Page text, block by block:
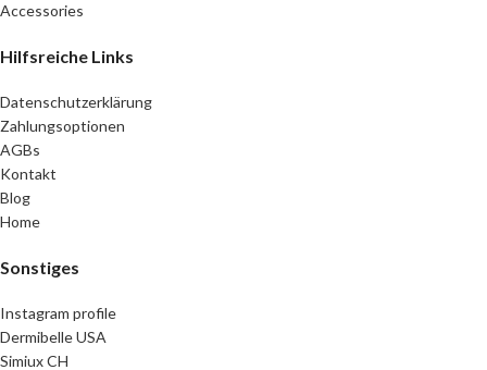
Accessories
Hilfsreiche Links
Datenschutzerklärung
Zahlungsoptionen
AGBs
Kontakt
Blog
Home
Sonstiges
Instagram profile
Dermibelle USA
Simiux CH